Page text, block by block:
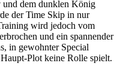
dem dunklen König
der Time Skip in nur
wird jedoch vom
und ein spannender
in gewohnter Special
Plot keine Rolle spielt.